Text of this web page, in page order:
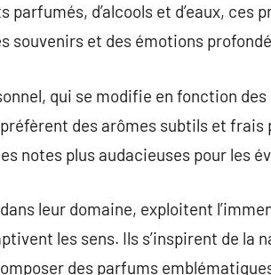
d’alcools et d’eaux, ces
souvenirs et des émotions
qui se modifie en fonction
des arômes subtils et frais
notes plus audacieuses pour les
leur domaine, exploitent
les sens. Ils s’inspirent de la
des parfums